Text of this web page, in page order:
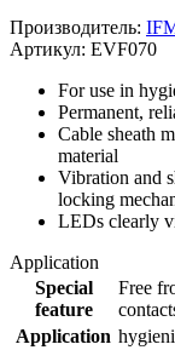
Производитель:
Артикул: EVF070
For use in
Permanent,
Cable sheath
material
Vibration and
locking
LEDs clearly
Application
Special
feature
Free
Application